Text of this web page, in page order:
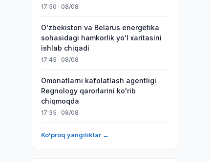
17:50 · 08/08
Oʻzbekiston va Belarus energetika
sohasidagi hamkorlik yoʻl xaritasini
ishlab chiqadi
17:45 · 08/08
Omonatlarni kafolatlash agentligi
Regnology qarorlarini ko'rib
chiqmoqda
17:35 · 08/08
Ko'proq yangiliklar →